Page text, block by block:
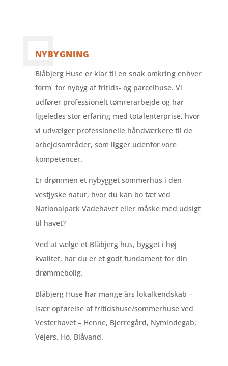
NYBYGNING
Blåbjerg Huse er klar til en snak omkring enhver
form for nybyg af fritids- og parcelhuse. Vi
udfører professionelt tømrerarbejde og har
ligeledes stor erfaring med totalenterprise, hvor
vi udvælger professionelle håndværkere til de
arbejdsområder, som ligger udenfor vore
kompetencer.
Er drømmen et nybygget sommerhus i den
vestjyske natur, hvor du kan bo tæt ved
Nationalpark Vadehavet eller måske med udsigt
til havet?
Ved at vælge et Blåbjerg hus, bygget i høj
kvalitet, har du er et godt fundament for din
drømmebolig.
Blåbjerg Huse har mange års lokalkendskab –
især opførelse af fritidshuse/sommerhuse ved
Vesterhavet – Henne, Bjerregård, Nymindegab,
Vejers, Ho, Blåvand.